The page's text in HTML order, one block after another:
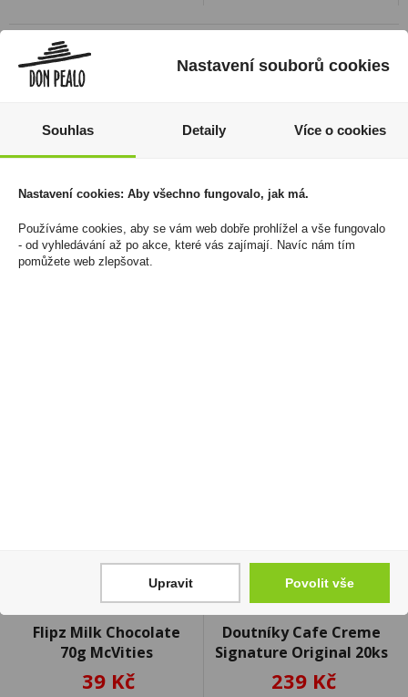
Cava Jaume Serra Brut
1,5l Magnum
Liquid SilverCig 10ml
Flipz Milk Chocolate
70g McVities
39 Kč
Doutníky Cafe Creme
Signature Original 20ks
239 Kč
Nastavení souborů cookies
Souhlas Detaily Více o cookies
Nastavení cookies: Aby všechno fungovalo, jak má.
Používáme cookies, aby se vám web dobře prohlížel a vše fungovalo
- od vyhledávání až po akce, které vás zajímají. Navíc nám tím
pomůžete web zlepšovat.
Upravit Povolit vše